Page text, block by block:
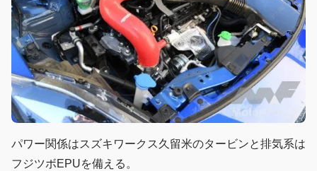
パワー関係はスズキワークス久留米のタービンと排気系は
フジツボEPUを備える。